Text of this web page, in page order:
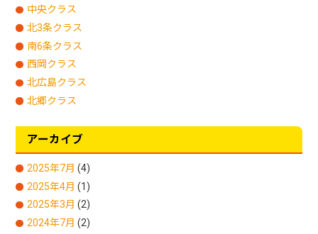
中央クラス
北3条クラス
南6条クラス
西岡クラス
北広島クラス
北郷クラス
アーカイブ
2025年7月 (4)
2025年4月 (1)
2025年3月 (2)
2024年7月 (2)